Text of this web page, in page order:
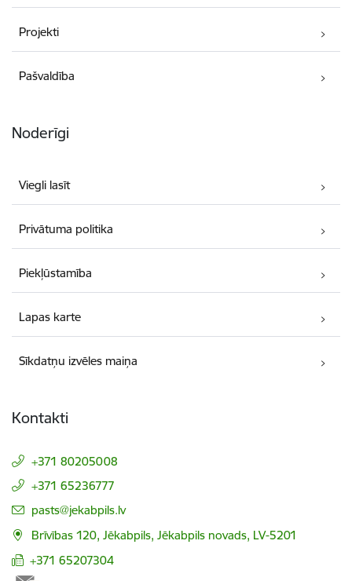
Projekti
Pašvaldība
Noderīgi
Viegli lasīt
Privātuma politika
Piekļūstamība
Lapas karte
Sīkdatņu izvēles maiņa
Kontakti
+371 80205008
+371 65236777
E-pasts:
pasts@jekabpils.lv
Brīvības 120, Jēkabpils, Jēkabpils novads, LV-5201
+371 65207304